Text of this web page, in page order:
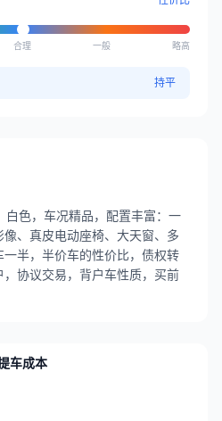
合理 一般 略高
持平
白色，车况精品，配置丰富：一
、真皮电动座椅、大天窗、多
半，半价车的性价比，债权转
协议交易，背户车性质，买前
车成本